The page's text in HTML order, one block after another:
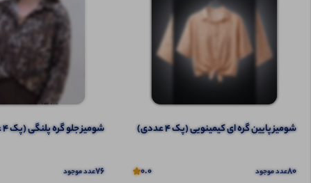
شومیز پایین گره ای کیمینویی (پک 4 عددی)
80عدد موجود 0.0
شومیز جلو گره پلنگی (پک 4 عددی)
76عدد موجود